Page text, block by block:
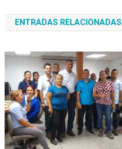
de
entradas
ENTRADAS RELACIONADAS